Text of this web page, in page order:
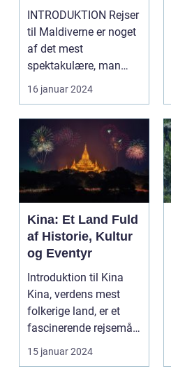
tilbagetrækning
for eventyrlystne
rejsende
INTRODUKTION Rejser
til Maldiverne er noget
af det mest
spektakulære, man
kan opleve. Dette
stykke p...
16 januar 2024
Kina: Et Land Fuld
af Historie, Kultur
og Eventyr
Introduktion til Kina
Kina, verdens mest
folkerige land, er et
fascinerende rejsemål
for rejsende o...
15 januar 2024